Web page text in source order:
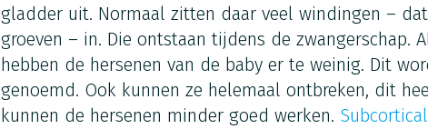
gladder uit. Normaal zitten daar veel windingen –
groeven – in. Die ontstaan tijdens de zwangerschap.
hebben de hersenen van de baby er te weinig. Dit
genoemd. Ook kunnen ze helemaal ontbreken, dit
kunnen de hersenen minder goed werken.